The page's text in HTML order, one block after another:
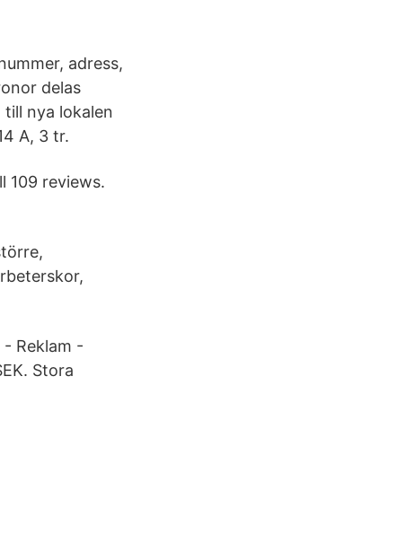
adress,
delas
nya lokalen
A, 3 tr.
109 reviews.
Reklam -
Stora